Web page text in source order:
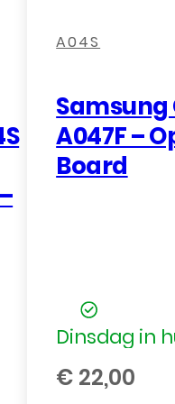
A04S
Samsung
A047F –
Board
Dinsdag in
€ 22,00